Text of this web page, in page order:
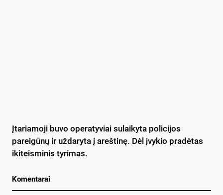
Įtariamoji buvo operatyviai sulaikyta policijos
pareigūnų ir uždaryta į areštinę. Dėl įvykio pradėtas
ikiteisminis tyrimas.
Komentarai